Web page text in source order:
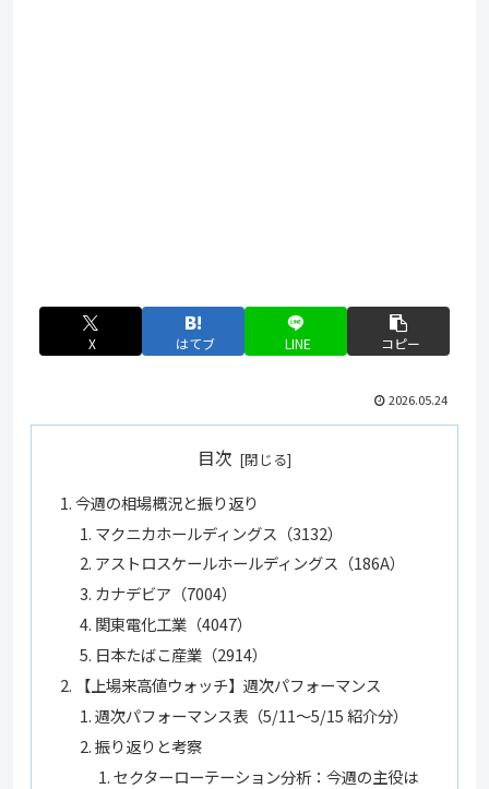
X はてブ LINE コピー
2026.05.24
目次
今週の相場概況と振り返り
マクニカホールディングス（3132）
アストロスケールホールディングス（186A）
カナデビア（7004）
関東電化工業（4047）
日本たばこ産業（2914）
【上場来高値ウォッチ】週次パフォーマンス
週次パフォーマンス表（5/11〜5/15 紹介分）
振り返りと考察
セクターローテーション分析：今週の主役は